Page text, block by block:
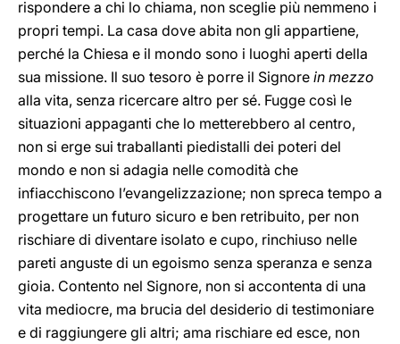
rispondere a chi lo chiama, non sceglie più nemmeno i
propri tempi. La casa dove abita non gli appartiene,
perché la Chiesa e il mondo sono i luoghi aperti della
sua missione. Il suo tesoro è porre il Signore in mezzo
alla vita, senza ricercare altro per sé. Fugge così le
situazioni appaganti che lo metterebbero al centro,
non si erge sui traballanti piedistalli dei poteri del
mondo e non si adagia nelle comodità che
infiacchiscono l’evangelizzazione; non spreca tempo a
progettare un futuro sicuro e ben retribuito, per non
rischiare di diventare isolato e cupo, rinchiuso nelle
pareti anguste di un egoismo senza speranza e senza
gioia. Contento nel Signore, non si accontenta di una
vita mediocre, ma brucia del desiderio di testimoniare
e di raggiungere gli altri; ama rischiare ed esce, non